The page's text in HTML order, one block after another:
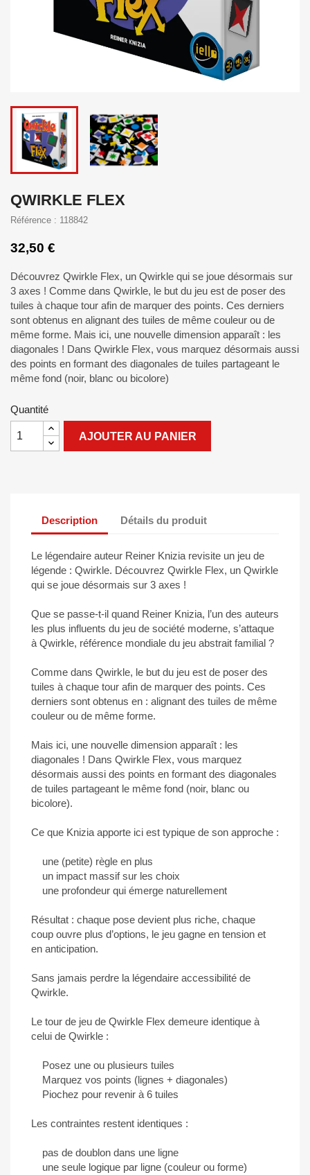
QWIRKLE FLEX
Référence : 118842
32,50 €
Découvrez Qwirkle Flex, un Qwirkle qui se joue désormais sur
3 axes ! Comme dans Qwirkle, le but du jeu est de poser des
tuiles à chaque tour afin de marquer des points. Ces derniers
sont obtenus en alignant des tuiles de même couleur ou de
même forme. Mais ici, une nouvelle dimension apparaît : les
diagonales ! Dans Qwirkle Flex, vous marquez désormais aussi
des points en formant des diagonales de tuiles partageant le
même fond (noir, blanc ou bicolore)
Quantité
AJOUTER AU PANIER
Description Détails du produit
Le légendaire auteur Reiner Knizia revisite un jeu de
légende : Qwirkle. Découvrez Qwirkle Flex, un Qwirkle
qui se joue désormais sur 3 axes !
Que se passe-t-il quand Reiner Knizia, l’un des auteurs
les plus influents du jeu de société moderne, s’attaque
à Qwirkle, référence mondiale du jeu abstrait familial ?
Comme dans Qwirkle, le but du jeu est de poser des
tuiles à chaque tour afin de marquer des points. Ces
derniers sont obtenus en : alignant des tuiles de même
couleur ou de même forme.
Mais ici, une nouvelle dimension apparaît : les
diagonales ! Dans Qwirkle Flex, vous marquez
désormais aussi des points en formant des diagonales
de tuiles partageant le même fond (noir, blanc ou
bicolore).
Ce que Knizia apporte ici est typique de son approche :
une (petite) règle en plus
un impact massif sur les choix
une profondeur qui émerge naturellement
Résultat : chaque pose devient plus riche, chaque
coup ouvre plus d’options, le jeu gagne en tension et
en anticipation.
Sans jamais perdre la légendaire accessibilité de
Qwirkle.
Le tour de jeu de Qwirkle Flex demeure identique à
celui de Qwirkle :
Posez une ou plusieurs tuiles
Marquez vos points (lignes + diagonales)
Piochez pour revenir à 6 tuiles
Les contraintes restent identiques :
pas de doublon dans une ligne
une seule logique par ligne (couleur ou forme)